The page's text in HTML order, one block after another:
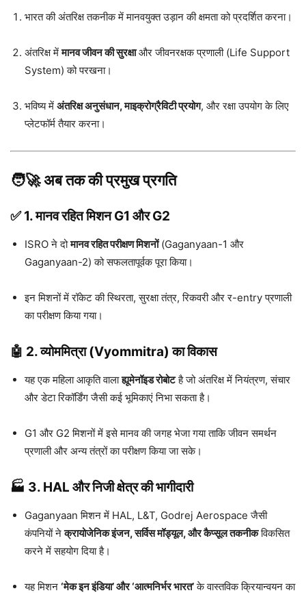
भारत की अंतरिक्ष तकनीक में मानवयुक्त उड़ान की क्षमता को प्रदर्शित करना।
अंतरिक्ष मेंमानव जीवन की सुरक्षाऔर जीवनरक्षक प्रणाली (Life Support
System) को परखना।
भविष्य में अंतरिक्ष अनुसंधान, माइक्रोग्रैविटी प्रयोग, और रक्षा उपयोग के लिए
प्लेटफॉर्म तैयार करना।
🧑‍🚀 अब तक की प्रमुख प्रगति
✅ 1. मानव रहित मिशन G1 और G2
ISRO ने दोमानव रहित परीक्षण मिशनों(Gaganyaan-1 और
Gaganyaan-2) को सफलतापूर्वक पूरा किया।
इन मिशनों में रॉकेट की स्थिरता, सुरक्षा तंत्र, रिकवरी और र-entry प्रणाली
का परीक्षण किया गया।
🤖 2. व्योममित्रा (Vyommitra) का विकास
यह एक महिला आकृति वालाह्यूमेनॉइड रोबोटहै जो अंतरिक्ष में नियंत्रण, संचार
और डेटा रिकॉर्डिंग जैसी कई भूमिकाएं निभा सकता है।
G1 और G2 मिशनों में इसे मानव की जगह भेजा गया ताकि जीवन समर्थन
प्रणाली और अन्य तंत्रों का परीक्षण किया जा सके।
🏭 3. HAL और निजी क्षेत्र की भागीदारी
Gaganyaan मिशन में HAL, L&T, Godrej Aerospace जैसी
कंपनियों नेक्रायोजेनिक इंजन, सर्विस मॉड्यूल, और कैप्सूल तकनीकविकसित
करने में सहयोग दिया है।
यह मिशन ‘मेक इन इंडिया’ और ‘आत्मनिर्भर भारत’के वास्तविक क्रियान्वयन का